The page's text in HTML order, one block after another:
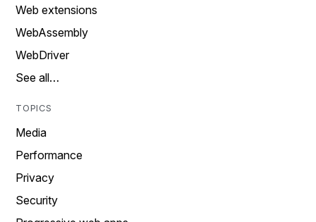
Web extensions
WebAssembly
WebDriver
See all…
TOPICS
Media
Performance
Privacy
Security